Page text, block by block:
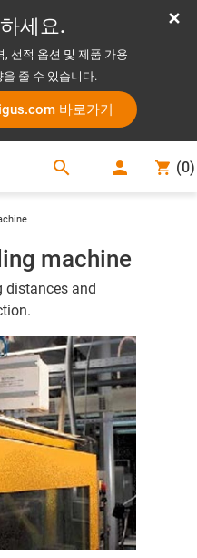
세요.
선적 옵션 및 제품 가용
줄 수 있습니다.
바로가기
search (0)
machine
and